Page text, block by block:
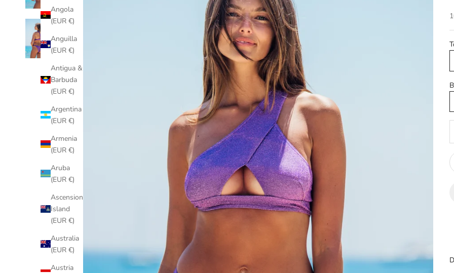
Angola
(EUR €)
Anguilla
(EUR €)
Antigua &
Barbuda
(EUR €)
Argentina
(EUR €)
Armenia
(EUR €)
Aruba
(EUR €)
Ascension
Island
(EUR €)
Australia
(EUR €)
Austria